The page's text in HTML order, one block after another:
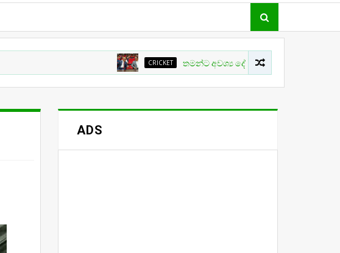
CRICKET තමන්ට අවශ්‍ය දේ ක්‍රිකට් වල සිදු නොවීම ගැන ක්‍රීඩා
ADS